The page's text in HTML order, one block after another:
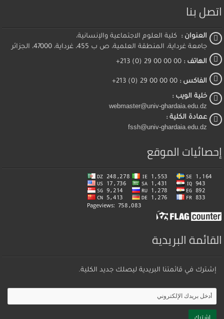
اتصل بنا
العنوان : كلية العلوم الاجتماعية والإنسانية،
جامعة غرداية، المنطقة العلمية، ص ب 455، غرداية، 47000، الجزائر
الهاتف : 00 00 00 29 (0) 213+
الفاكس : 00 00 00 29 (0) 213+
خلية الويب :
webmaster@univ-ghardaia.edu.dz
عمادة الكلية :
fssh@univ-ghardaia.edu.dz
إحصائيات الموقع
القائمة البريدية
إشترك في قائمتنا البريدية ليصلك جديد الكلية.